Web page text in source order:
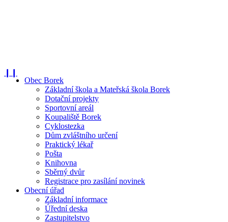
Obec Borek
Základní škola a Mateřská škola Borek
Dotační projekty
Sportovní areál
Koupaliště Borek
Cyklostezka
Dům zvláštního určení
Praktický lékař
Pošta
Knihovna
Sběrný dvůr
Registrace pro zasílání novinek
Obecní úřad
Základní informace
Úřední deska
Zastupitelstvo